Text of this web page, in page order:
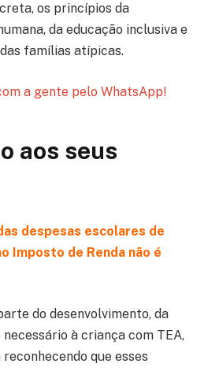
os princípios da
da educação inclusiva e
famílias atípicas.
a gente pelo WhatsApp!
aos seus
despesas escolares de
Imposto de Renda não é
do desenvolvimento, da
à criança com TEA,
que esses